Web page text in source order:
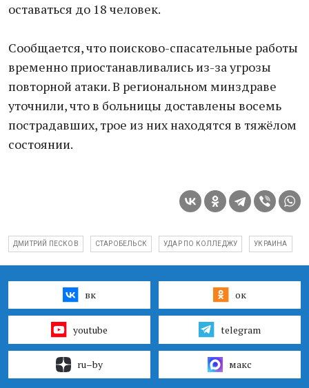
оставаться до 18 человек.
Сообщается, что поисково-спасательные работы
временно приостанавливались из-за угрозы
повторной атаки. В региональном минздраве
уточнили, что в больницы доставлены восемь
пострадавших, трое из них находятся в тяжёлом
состоянии.
ДМИТРИЙ ПЕСКОВ СТАРОБЕЛЬСК УДАР ПО КОЛЛЕДЖУ УКРАИНА
вк ок
youtube telegram
ru–by макс